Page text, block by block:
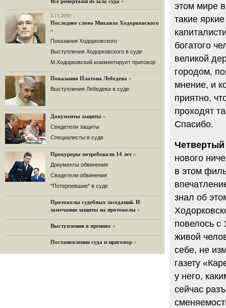
Не исключил
Владимир Путин допускает, что Россия может выйти из-
под юрисдикции ЕСПЧ.
88 комментариев
14.08.2014
Нарулил
Игорь Сечин просит о помощи.
Ссылаясь на санкции, глава
«Роснефти» хочет выбить из фонда
12.08.2014
Граждане не хотят платить по счетам ЮКОСа
Решение Гаагского суда о компенсации $50 млрд
поддержали 12%.
129 комментариев
Вечер у Ходорковских. Вспоминает Иван Стариков.
11.08.2014
«Удивительно сильная, мощная и
достойная только преклонения
2.11.2010
Последнее слово Михаила Ходорковского
»
Показания Ходорковского
Выступления Ходорковского в суде
М.Ходорковский комментирует приговор
Показания Платона Лебедева »
Выступления Лебедева в суде
Документы защиты »
Cвидетели защиты
Cпециалисты в суде
Прокуроры потребовали 14 лет »
Документы обвинения
Свидетели обвинения
"Потерпевшие" в суде
Протоколы судебных заседаний. И
замечания защиты на протоколы »
Выступления в прениях »
Постановления суда и приговор »
этом мире
такие
богатого
великой
городом,
мнение, и
приятно,
проходят
Спасибо.
нового
в этом
знал об
повелось с
живой
себе, не
газету
у него,
сейчас